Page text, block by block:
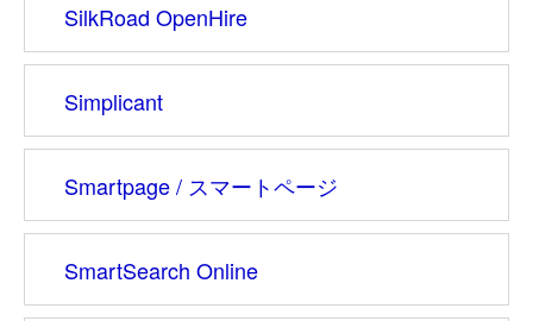
SilkRoad OpenHire
Simplicant
Smartpage / スマートページ
SmartSearch Online